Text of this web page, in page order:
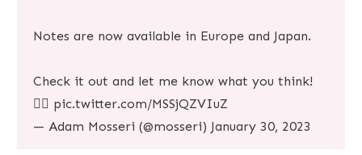
Notes are now available in Europe and Japan.
Check it out and let me know what you think!
👇🏼 pic.twitter.com/MSSjQZVIuZ
— Adam Mosseri (@mosseri) January 30, 2023